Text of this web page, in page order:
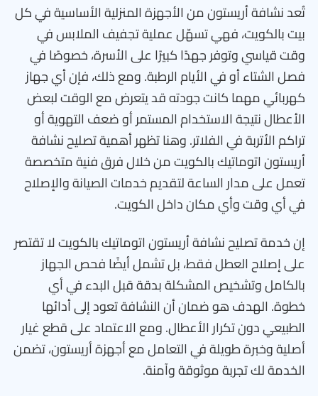
تُعد نشافة أريستون من الأجهزة المنزلية الأساسية في كل
بيت بالكويت، فهي تسهّل عملية تجفيف الملابس في
وقت قياسي وتوفر جهدًا كبيرًا على الأسرة، خصوصًا في
فصل الشتاء أو في الأيام الرطبة. ومع ذلك، فإن أي جهاز
كهربائي مهما كانت جودته قد يتعرض مع الوقت لبعض
الأعطال نتيجة الاستخدام المستمر أو ضعف التهوية أو
تراكم الأتربة في الفلاتر. وهنا تظهر أهمية تصليح نشافة
أريستون اتوماتيك بالكويت من خلال فرق فنية متخصصة
تعمل على مدار الساعة لتقديم خدمات الصيانة والإصلاح
في أي وقت وأي مكان داخل الكويت.
إن خدمة تصليح نشافة أريستون اتوماتيك بالكويت لا تقتصر
على إصلاح العطل فقط، بل تشمل أيضًا فحص الجهاز
بالكامل وتشخيص المشكلة بدقة قبل البدء في أي
خطوة. الهدف هو ضمان أن النشافة تعود إلى أدائها
الطبيعي دون تكرار الأعطال. ومع الاعتماد على قطع غيار
أصلية وخبرة طويلة في التعامل مع أجهزة أريستون، تضمن
الخدمة لك تجربة موثوقة وآمنة.